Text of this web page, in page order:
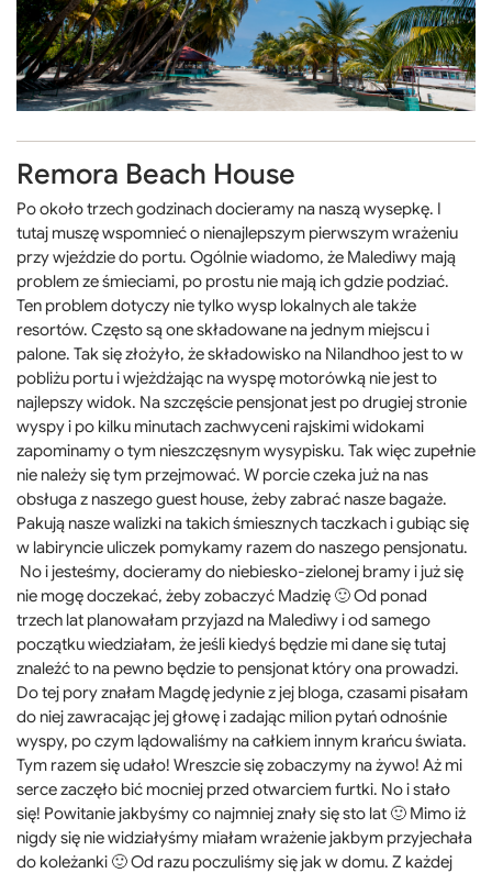
Remora Beach House
Po około trzech godzinach docieramy na naszą wysepkę. I
tutaj muszę wspomnieć o nienajlepszym pierwszym wrażeniu
przy wjeździe do portu. Ogólnie wiadomo, że Malediwy mają
problem ze śmieciami, po prostu nie mają ich gdzie podziać.
Ten problem dotyczy nie tylko wysp lokalnych ale także
resortów. Często są one składowane na jednym miejscu i
palone. Tak się złożyło, że składowisko na Nilandhoo jest to w
pobliżu portu i wjeżdżając na wyspę motorówką nie jest to
najlepszy widok. Na szczęście pensjonat jest po drugiej stronie
wyspy i po kilku minutach zachwyceni rajskimi widokami
zapominamy o tym nieszczęsnym wysypisku. Tak więc zupełnie
nie należy się tym przejmować. W porcie czeka już na nas
obsługa z naszego guest house, żeby zabrać nasze bagaże.
Pakują nasze walizki na takich śmiesznych taczkach i gubiąc się
w labiryncie uliczek pomykamy razem do naszego pensjonatu.
No i jesteśmy, docieramy do niebiesko-zielonej bramy i już się
nie mogę doczekać, żeby zobaczyć Madzię 🙂 Od ponad
trzech lat planowałam przyjazd na Malediwy i od samego
początku wiedziałam, że jeśli kiedyś będzie mi dane się tutaj
znaleźć to na pewno będzie to pensjonat który ona prowadzi.
Do tej pory znałam Magdę jedynie z jej bloga, czasami pisałam
do niej zawracając jej głowę i zadając milion pytań odnośnie
wyspy, po czym lądowaliśmy na całkiem innym krańcu świata.
Tym razem się udało! Wreszcie się zobaczymy na żywo! Aż mi
serce zaczęło bić mocniej przed otwarciem furtki. No i stało
się! Powitanie jakbyśmy co najmniej znały się sto lat 🙂 Mimo iż
nigdy się nie widziałyśmy miałam wrażenie jakbym przyjechała
do koleżanki 🙂 Od razu poczuliśmy się jak w domu. Z każdej